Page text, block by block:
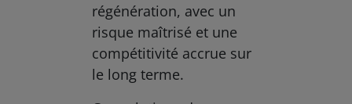
régénération, avec un
risque maîtrisé et une
compétitivité accrue sur
le long terme.